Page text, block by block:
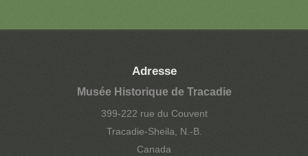
Adresse
Musée Historique de Tracadie
399-222 rue du Couvent
Tracadie-Sheila, N.-B.
Canada